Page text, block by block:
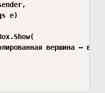
e)
вершина —